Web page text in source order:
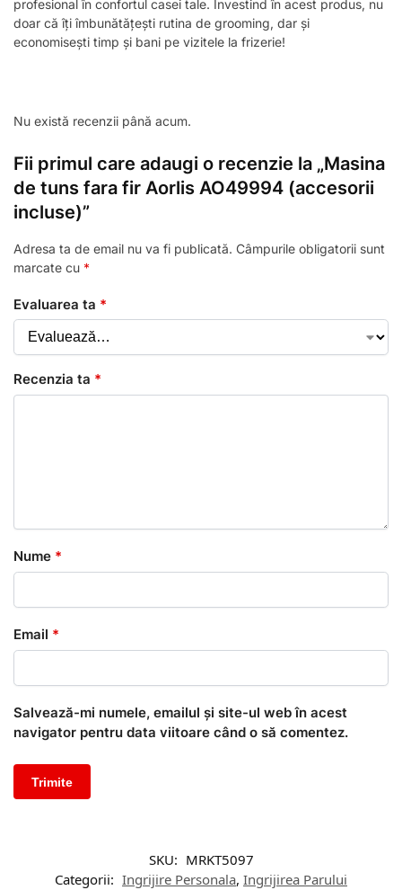
profesional în confortul casei tale. Investind în acest produs, nu
doar că îți îmbunătățești rutina de grooming, dar și
economisești timp și bani pe vizitele la frizerie!
Nu există recenzii până acum.
Fii primul care adaugi o recenzie la „Masina
de tuns fara fir Aorlis AO49994 (accesorii
incluse)”
Adresa ta de email nu va fi publicată. Câmpurile obligatorii sunt
marcate cu *
Evaluarea ta *
Recenzia ta *
Nume *
Email *
Salvează-mi numele, emailul și site-ul web în acest
navigator pentru data viitoare când o să comentez.
SKU: MRKT5097
Categorii: Ingrijire Personala, Ingrijirea Parului